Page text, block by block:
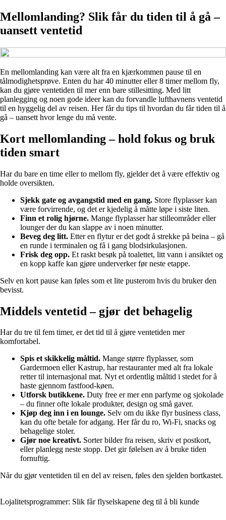
Mellomlanding? Slik får du tiden til å gå –
uansett ventetid
En mellomlanding kan være alt fra en kjærkommen pause til en
tålmodighetsprøve. Enten du har 40 minutter eller 8 timer mellom fly,
kan du gjøre ventetiden til mer enn bare stillesitting. Med litt
planlegging og noen gode ideer kan du forvandle lufthavnens ventetid
til en hyggelig del av reisen. Her får du tips til hvordan du får tiden til å
gå – uansett hvor lenge du må vente.
Kort mellomlanding – hold fokus og bruk
tiden smart
Har du bare en time eller to mellom fly, gjelder det å være effektiv og
holde oversikten.
Sjekk gate og avgangstid med en gang. Store flyplasser kan
være forvirrende, og det er kjedelig å måtte løpe i siste liten.
Finn et rolig hjørne. Mange flyplasser har stilleområder eller
lounger der du kan slappe av i noen minutter.
Beveg deg litt. Etter en flytur er det godt å strekke på beina – gå
en runde i terminalen og få i gang blodsirkulasjonen.
Frisk deg opp. Et raskt besøk på toalettet, litt vann i ansiktet og
en kopp kaffe kan gjøre underverker før neste etappe.
Selv en kort pause kan føles som et lite pusterom hvis du bruker den
bevisst.
Middels ventetid – gjør det behagelig
Har du tre til fem timer, er det tid til å gjøre ventetiden mer
komfortabel.
Spis et skikkelig måltid. Mange større flyplasser, som
Gardermoen eller Kastrup, har restauranter med alt fra lokale
retter til internasjonal mat. Nyt et ordentlig måltid i stedet for å
haste gjennom fastfood-køen.
Utforsk butikkene. Duty free er mer enn parfyme og sjokolade
– du finner ofte lokale produkter, design og små gaver.
Kjøp deg inn i en lounge. Selv om du ikke flyr business class,
kan du ofte betale for adgang. Her får du ro, Wi-Fi, snacks og
behagelige stoler.
Gjør noe kreativt. Sorter bilder fra reisen, skriv et postkort,
eller planlegg neste stopp. Det gir følelsen av å bruke tiden
fornuftig.
Når du gjør ventetiden til en del av reisen, føles den sjelden bortkastet.
Lojalitetsprogrammer: Slik får flyselskapene deg til å bli kunde